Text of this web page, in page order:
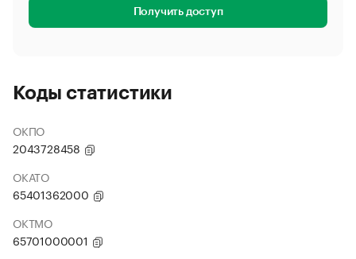
Получить доступ
Коды статистики
ОКПО
2043728458
ОКАТО
65401362000
ОКТМО
65701000001